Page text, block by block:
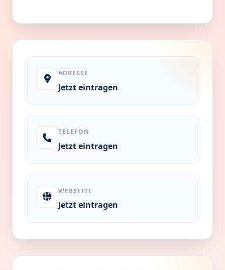
ADRESSE
Jetzt eintragen
TELEFON
Jetzt eintragen
WEBSEITE
Jetzt eintragen